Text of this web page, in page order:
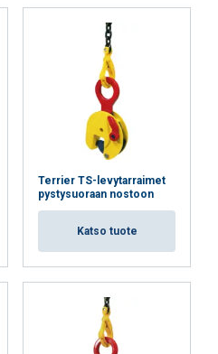
Terrier TS-levytarraimet
pystysuoraan nostoon
Katso tuote
FINNISH